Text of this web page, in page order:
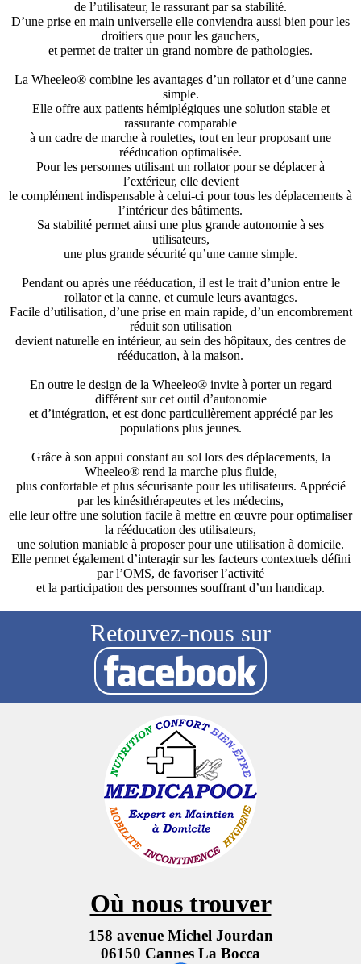
de l’utilisateur, le rassurant par sa stabilité.
D’une prise en main universelle elle conviendra aussi bien pour les
droitiers que pour les gauchers,
et permet de traiter un grand nombre de pathologies.
La Wheeleo® combine les avantages d’un rollator et d’une canne
simple.
Elle offre aux patients hémiplégiques une solution stable et
rassurante comparable
à un cadre de marche à roulettes, tout en leur proposant une
rééducation optimalisée.
Pour les personnes utilisant un rollator pour se déplacer à
l’extérieur, elle devient
le complément indispensable à celui-ci pour tous les déplacements à
l’intérieur des bâtiments.
Sa stabilité permet ainsi une plus grande autonomie à ses
utilisateurs,
une plus grande sécurité qu’une canne simple.
Pendant ou après une rééducation, il est le trait d’union entre le
rollator et la canne, et cumule leurs avantages.
Facile d’utilisation, d’une prise en main rapide, d’un encombrement
réduit son utilisation
devient naturelle en intérieur, au sein des hôpitaux, des centres de
rééducation, à la maison.
En outre le design de la Wheeleo® invite à porter un regard
différent sur cet outil d’autonomie
et d’intégration, et est donc particulièrement apprécié par les
populations plus jeunes.
Grâce à son appui constant au sol lors des déplacements, la
Wheeleo® rend la marche plus fluide,
plus confortable et plus sécurisante pour les utilisateurs. Apprécié
par les kinésithérapeutes et les médecins,
elle leur offre une solution facile à mettre en œuvre pour optimaliser
la rééducation des utilisateurs,
une solution maniable à proposer pour une utilisation à domicile.
Elle permet également d’interagir sur les facteurs contextuels défini
par l’OMS, de favoriser l’activité
et la participation des personnes souffrant d’un handicap.
Retouvez-nous sur
Où nous trouver
158 avenue Michel Jourdan
06150 Cannes La Bocca